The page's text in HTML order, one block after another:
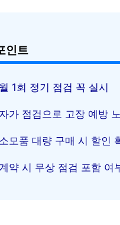
인트
월 1회 정기 점검 꼭 실시
자가 점검으로 고장 예방
소모품 대량 구매 시 할인
약 시 무상 점검 포함 여